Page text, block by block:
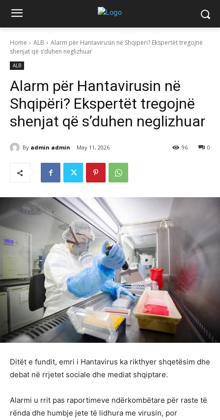
Home ALB
Alarm për Hantavirusin në Shqipëri? Ekspertët tregojnë
shenjat që s’duhen neglizhuar
ALB
Alarm për Hantavirusin në
Shqipëri? Ekspertët tregojnë
shenjat që s’duhen neglizhuar
By admin admin May 11, 2026 0
96
Ditët e fundit, emri i Hantavirus ka rikthyer shqetësim dhe
debat në rrjetet sociale dhe mediat shqiptare.
Alarmi u rrit pas raportimeve ndërkombëtare për raste të
rënda dhe humbje jete të lidhura me virusin, por